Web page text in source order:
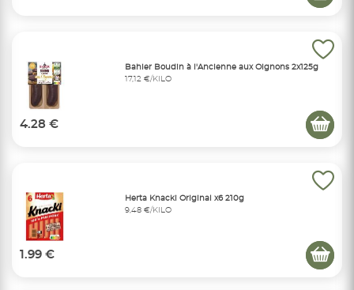
Bahier Boudin à l'Ancienne aux Oignons 2x125g
17,12 €/KILO
4.28 €
Herta Knacki Original x6 210g
9,48 €/KILO
1.99 €